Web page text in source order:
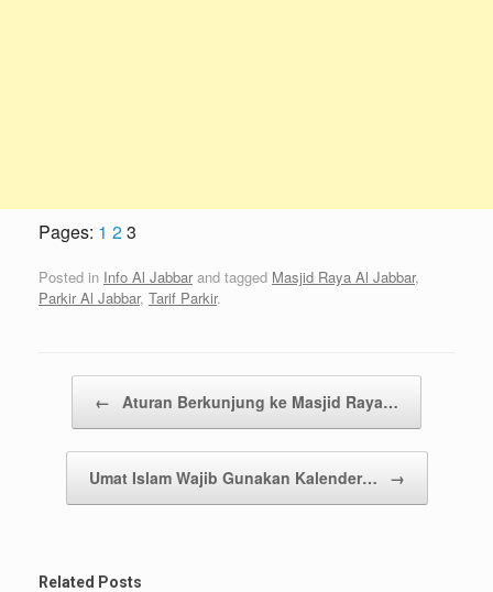
Pages: 1 23
Posted in Info Al Jabbar and tagged Masjid Raya Al Jabbar,
Parkir Al Jabbar, Tarif Parkir.
← Aturan Berkunjung ke Masjid Raya…
Umat Islam Wajib Gunakan Kalender… →
Related Posts